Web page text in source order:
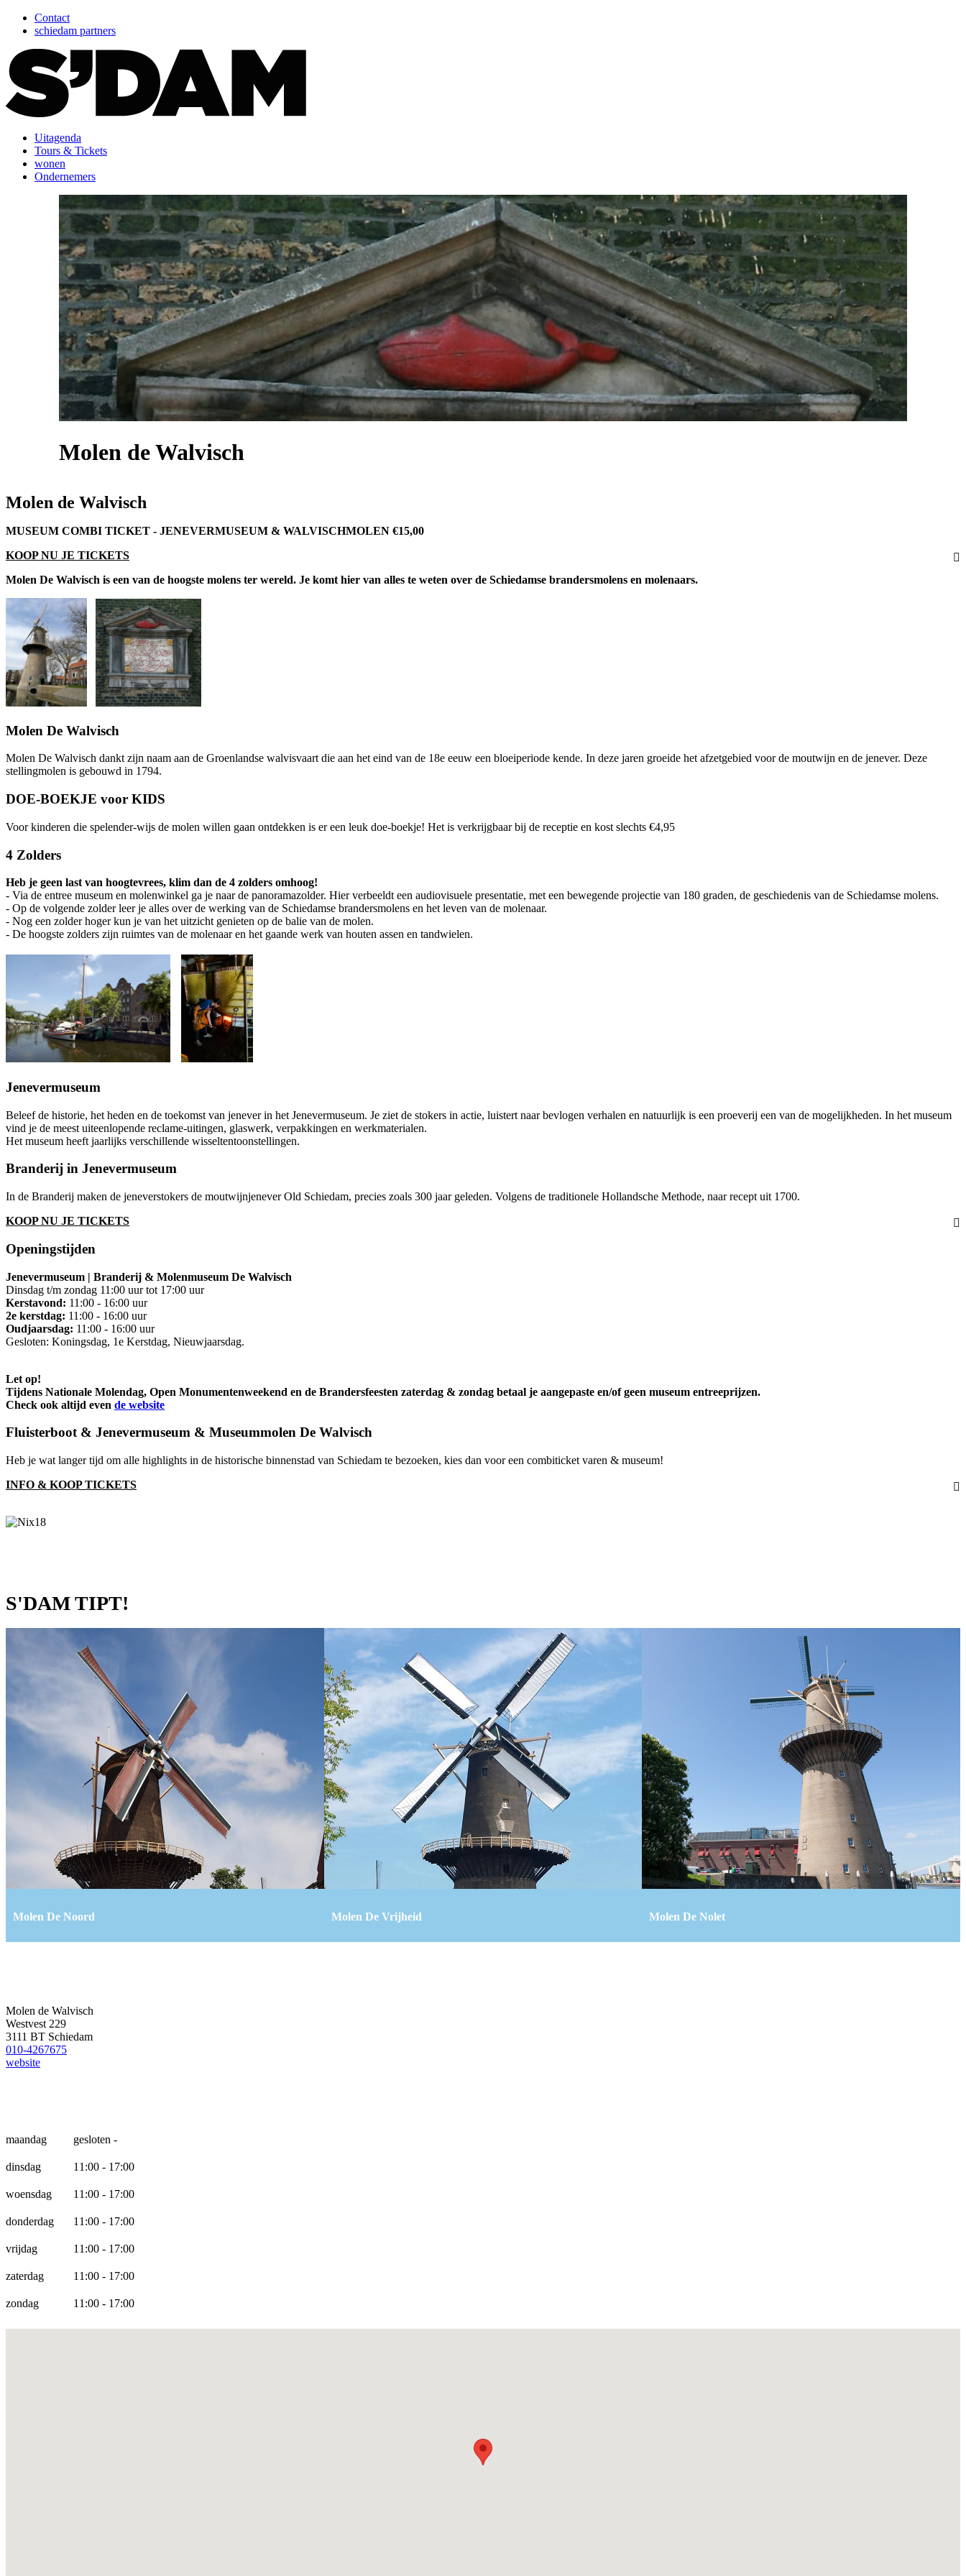
Contact
schiedam partners
Uitagenda
Tours & Tickets
wonen
Ondernemers
Molen de Walvisch
Molen de Walvisch
MUSEUM COMBI TICKET - JENEVERMUSEUM & WALVISCHMOLEN €15,00
KOOP NU JE TICKETS
Molen De Walvisch is een van de hoogste molens ter wereld. Je komt hier van alles te weten over de Schiedamse brandersmolens en molenaars.
Molen De Walvisch
Molen De Walvisch dankt zijn naam aan de Groenlandse walvisvaart die aan het eind van de 18e eeuw een bloeiperiode kende. In deze jaren groeide het afzetgebied voor de moutwijn en de jenever. Deze
stellingmolen is gebouwd in 1794.
DOE-BOEKJE voor KIDS
Voor kinderen die spelender-wijs de molen willen gaan ontdekken is er een leuk doe-boekje! Het is verkrijgbaar bij de receptie en kost slechts €4,95
4 Zolders
Heb je geen last van hoogtevrees, klim dan de 4 zolders omhoog!
- Via de entree museum en molenwinkel ga je naar de panoramazolder. Hier verbeeldt een audiovisuele presentatie, met een bewegende projectie van 180 graden, de geschiedenis van de Schiedamse molens.
- Op de volgende zolder leer je alles over de werking van de Schiedamse brandersmolens en het leven van de molenaar.
- Nog een zolder hoger kun je van het uitzicht genieten op de balie van de molen.
- De hoogste zolders zijn ruimtes van de molenaar en het gaande werk van houten assen en tandwielen.
Jenevermuseum
Beleef de historie, het heden en de toekomst van jenever in het Jenevermuseum. Je ziet de stokers in actie, luistert naar bevlogen verhalen en natuurlijk is een proeverij een van de mogelijkheden. In het museum
vind je de meest uiteenlopende reclame-uitingen, glaswerk, verpakkingen en werkmaterialen.
Het museum heeft jaarlijks verschillende wisseltentoonstellingen.
Branderij in Jenevermuseum
In de Branderij maken de jeneverstokers de moutwijnjenever Old Schiedam, precies zoals 300 jaar geleden. Volgens de traditionele Hollandsche Methode, naar recept uit 1700.
KOOP NU JE TICKETS
Openingstijden
Jenevermuseum | Branderij & Molenmuseum De Walvisch
Dinsdag t/m zondag 11:00 uur tot 17:00 uur
Kerstavond: 11:00 - 16:00 uur
2e kerstdag: 11:00 - 16:00 uur
Oudjaarsdag: 11:00 - 16:00 uur
Gesloten: Koningsdag, 1e Kerstdag, Nieuwjaarsdag.
Let op!
Tijdens Nationale Molendag, Open Monumentenweekend en de Brandersfeesten zaterdag & zondag betaal je aangepaste en/of geen museum entreeprijzen.
Check ook altijd even de website
Fluisterboot & Jenevermuseum & Museummolen De Walvisch
Heb je wat langer tijd om alle highlights in de historische binnenstad van Schiedam te bezoeken, kies dan voor een combiticket varen & museum!
INFO & KOOP TICKETS
S'DAM TIPT!
Molen De Noord Molen De Vrijheid Molen De Nolet
Molen de Walvisch
Westvest 229
3111 BT Schiedam
010-4267675
website
maandag gesloten -
dinsdag 11:00 - 17:00
woensdag 11:00 - 17:00
donderdag 11:00 - 17:00
vrijdag 11:00 - 17:00
zaterdag 11:00 - 17:00
zondag 11:00 - 17:00